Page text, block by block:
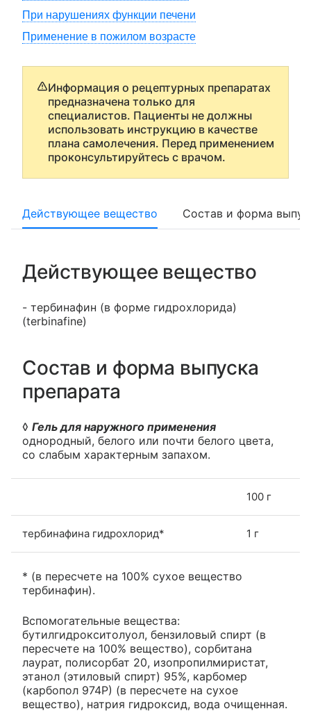
При нарушениях функции печени
Применение в пожилом возрасте
Информация о рецептурных препаратах
предназначена только для
специалистов. Пациенты не должны
использовать инструкцию в качестве
плана самолечения. Перед применением
проконсультируйтесь с врачом.
Действующее вещество Состав и форма
Действующее вещество
- тербинафин (в форме гидрохлорида)
(terbinafine)
Состав и форма выпуска
препарата
◊ Гель для наружного применения
однородный, белого или почти белого цвета,
со слабым характерным запахом.
100 г
тербинафина гидрохлорид* 1 г
* (в пересчете на 100% сухое вещество
тербинафин).
Вспомогательные вещества:
бутилгидрокситолуол, бензиловый спирт (в
пересчете на 100% вещество), сорбитана
лаурат, полисорбат 20, изопропилмиристат,
этанол (этиловый спирт) 95%, карбомер
(карбопол 974Р) (в пересчете на сухое
вещество), натрия гидроксид, вода очищенная.